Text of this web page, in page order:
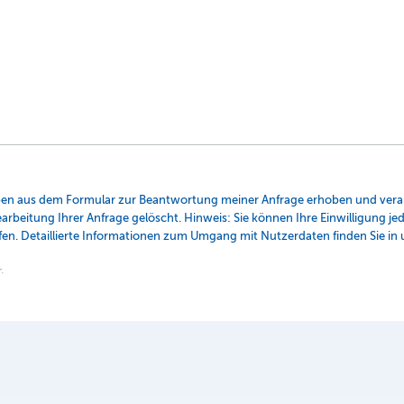
aus dem Formular zur Beantwortung meiner Anfrage erhoben und
Ihrer Anfrage gelöscht. Hinweis: Sie können Ihre Einwilligung
Detaillierte Informationen zum Umgang mit Nutzerdaten finden Sie in